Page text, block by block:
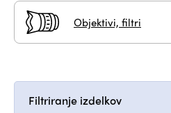
Objektivi, filtri
Filtriranje izdelkov